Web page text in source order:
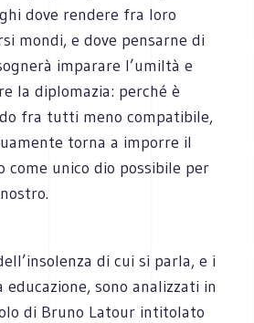
dove rendere fra loro
mondi, e dove pensarne di
imparare l’umiltà e
la diplomazia: perché è
fra tutti meno compatibile,
torna a imporre il
come unico dio possibile per
di cui si parla, e i
sono analizzati in
di Bruno Latour intitolato